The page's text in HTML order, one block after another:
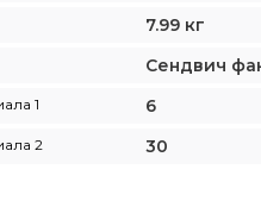
7.99 кг
Сендвич
1 6
2 30